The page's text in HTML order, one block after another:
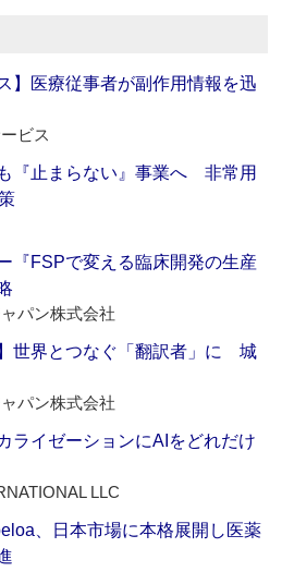
】医療従事者が副作用情報を迅
ビス
『止まらない』事業へ 非常用
『FSPで変える臨床開発の生産
パン株式会社
世界とつなぐ「翻訳者」に 城
パン株式会社
ライゼーションにAIをどれだけ
LLC
、日本市場に本格展開し医薬